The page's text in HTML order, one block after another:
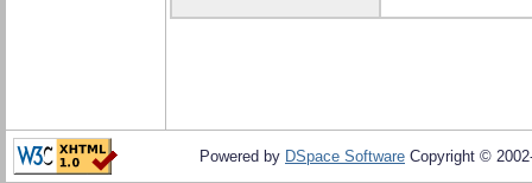
Powered by DSpace Software Copyright ©